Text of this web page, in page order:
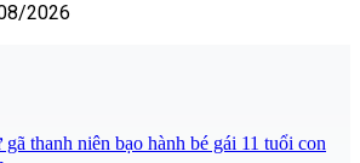
2026
thanh niên bạo hành bé gái 11 tuổi con